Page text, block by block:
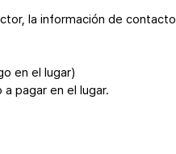
la información de
en el lugar)
pagar en el lugar.